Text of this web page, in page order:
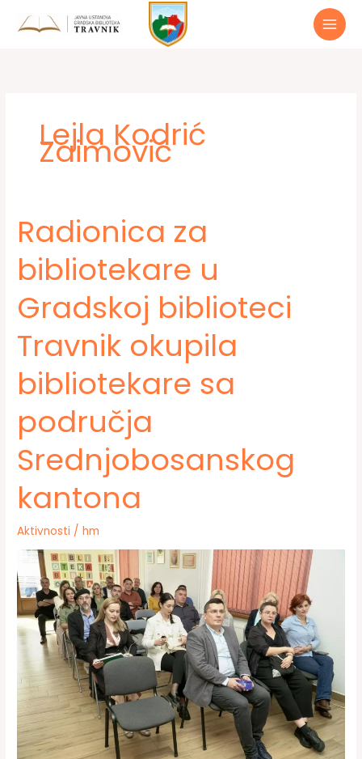
Lejla Kodrić
Zaimović
Radionica za
bibliotekare u
Gradskoj biblioteci
Travnik okupila
bibliotekare sa
područja
Srednjobosanskog
kantona
Aktivnosti /hm